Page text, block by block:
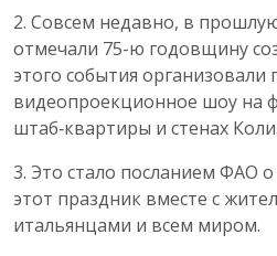
2. Совсем недавно, в
отмечали 75-ю годовщину
этого события организовали
видеопроекционное шоу на
штаб‑квартиры и стенах
3. Это стало посланием ФАО
этот праздник вместе с
итальянцами и всем миром.